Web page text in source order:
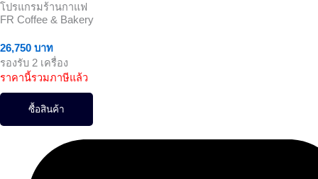
โปรแกรมร้านกาแฟ
FR Coffee & Bakery
26,750 บาท
รองรับ 2 เครื่อง
ราคานี้รวมภาษีแล้ว
ซื้อสินค้า